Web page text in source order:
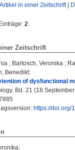
Artikel in einer Zeitschrift|
2.
Zeitschrift
; Bartosch, Veronika ;
Benedikt:
of dysfunctional
Bd. 21 (18
https://doi.org/
: